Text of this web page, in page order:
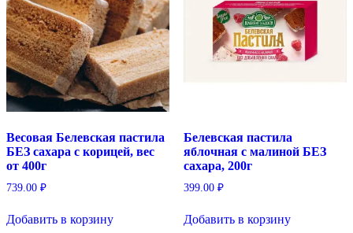
Весовая Белевская пастила
БЕЗ сахара с корицей, вес
от 400г
739.00 ₽
Добавить в корзину
Белевская пастила
яблочная с малиной БЕЗ
сахара, 200г
399.00 ₽
Добавить в корзину